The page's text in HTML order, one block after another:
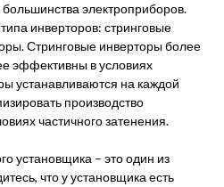
электроприборов.
инверторов: стринговые
Стринговые инверторы более
эффективны в условиях
устанавливаются на каждой
производство
частичного затенения.
установщика – это один из
что у установщика есть